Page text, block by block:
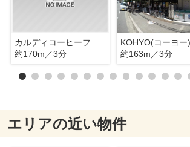
約170m／3分
約163m／3分
エリアの近い物件